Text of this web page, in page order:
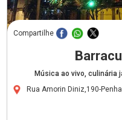
Compartilhe
Música ao vivo, culinária
Rua Amorin Diniz,190-